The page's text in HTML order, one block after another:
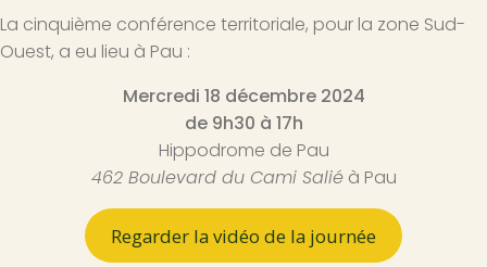
La cinquième conférence territoriale, pour la zone Sud-
Ouest, a eu lieu à Pau :
Mercredi 18 décembre 2024
de 9h30 à 17h
Hippodrome de Pau
462 Boulevard du Cami Saliéà Pau
Regarder la vidéo de la journée